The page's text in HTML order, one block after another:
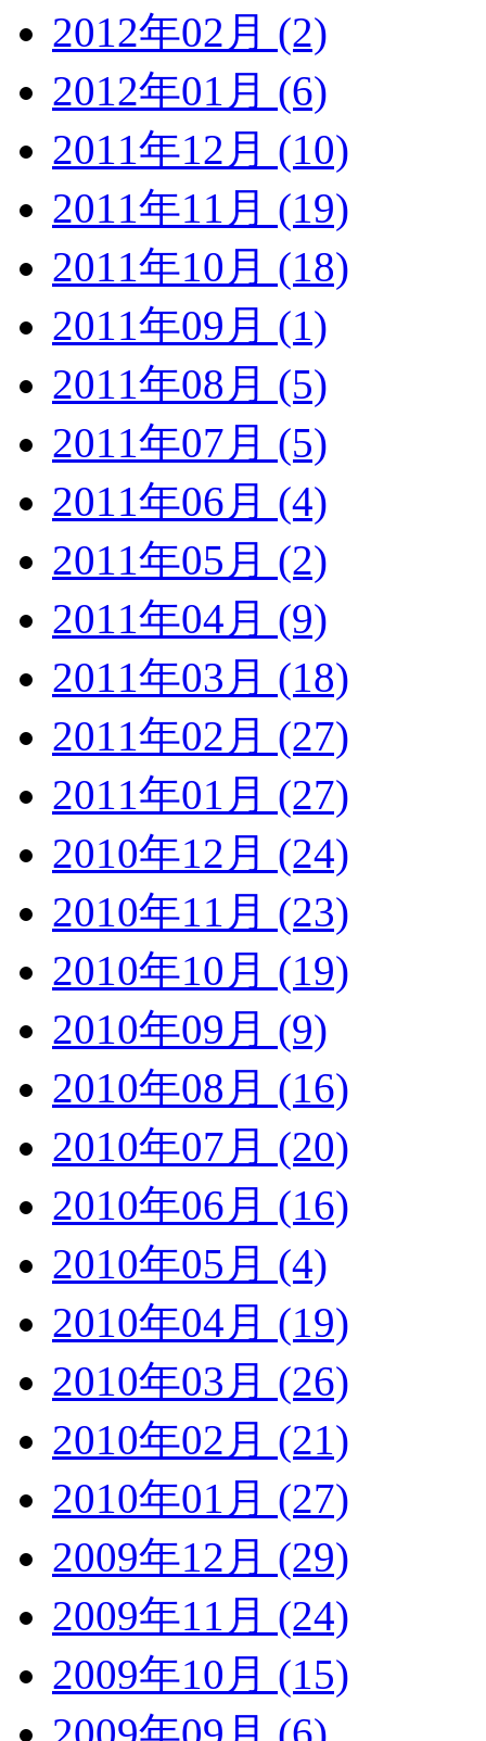
2012年02月 (2)
2012年01月 (6)
2011年12月 (10)
2011年11月 (19)
2011年10月 (18)
2011年09月 (1)
2011年08月 (5)
2011年07月 (5)
2011年06月 (4)
2011年05月 (2)
2011年04月 (9)
2011年03月 (18)
2011年02月 (27)
2011年01月 (27)
2010年12月 (24)
2010年11月 (23)
2010年10月 (19)
2010年09月 (9)
2010年08月 (16)
2010年07月 (20)
2010年06月 (16)
2010年05月 (4)
2010年04月 (19)
2010年03月 (26)
2010年02月 (21)
2010年01月 (27)
2009年12月 (29)
2009年11月 (24)
2009年10月 (15)